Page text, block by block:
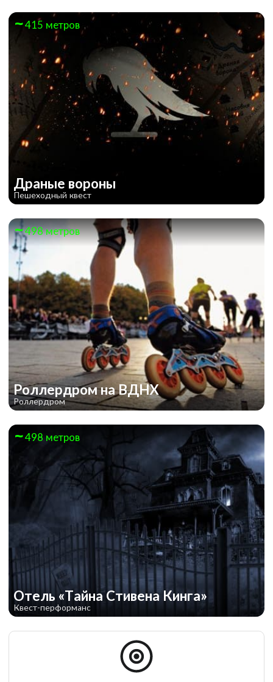
415 метров
Драные вороны
Пешеходный квест
498 метров
Роллердром на ВДНХ
Роллердром
498 метров
Отель «Тайна Стивена Кинга»
Квест-перформанс